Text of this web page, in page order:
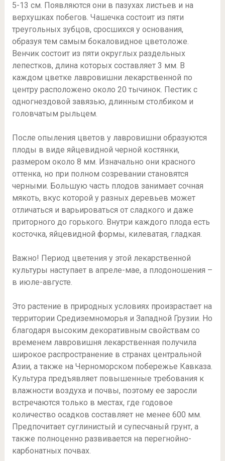
5-13 см. Появляются они в пазухах листьев и на
верхушках побегов. Чашечка состоит из пяти
треугольных зубцов, сросшихся у основания,
образуя тем самым бокаловидное цветоложе.
Венчик состоит из пяти округлых раздельных
лепестков, длина которых составляет 3 мм. В
каждом цветке лавровишни лекарственной по
центру расположено около 20 тычинок. Пестик с
одногнездовой завязью, длинным столбиком и
головчатым рыльцем.
После опыления цветов у лавровишни образуются
плоды в виде яйцевидной черной костянки,
размером около 8 мм. Изначально они красного
оттенка, но при полном созревании становятся
черными. Большую часть плодов занимает сочная
мякоть, вкус которой у разных деревьев может
отличаться и варьироваться от сладкого и даже
приторного до горького. Внутри каждого плода есть
косточка, яйцевидной формы, килеватая, гладкая.
Важно! Период цветения у этой лекарственной
культуры наступает в апреле-мае, а плодоношения –
в июле-августе.
Это растение в природных условиях произрастает на
территории Средиземноморья и Западной Грузии. Но
благодаря высоким декоративным свойствам со
временем лавровишня лекарственная получила
широкое распространение в странах центральной
Азии, а также на Черноморском побережье Кавказа.
Культура предъявляет повышенные требования к
влажности воздуха и почвы, поэтому ее заросли
встречаются только в местах, где годовое
количество осадков составляет не менее 600 мм.
Предпочитает суглинистый и супесчаный грунт, а
также полноценно развивается на перегнойно-
карбонатных почвах.